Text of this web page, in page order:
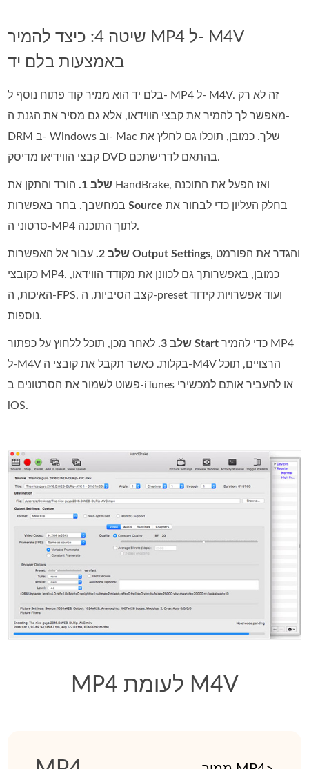
שיטה 4: כיצד להמיר MP4 ל- M4V
באמצעות בלם יד
בלם יד הוא ממיר קוד פתוח נוסף ל- MP4 ל- M4V. זה לא רק
מאפשר לך להמיר את קבצי הווידאו, אלא גם מסיר את הגנת ה-
DRM ב- Windows וב- Mac שלך. כמובן, תוכלו גם לחלץ את
קבצי הווידיאו מדיסק DVD בהתאם לדרישתכם.
שלב 1.
הורד והתקן את HandBrake, ואז הפעל את התוכנה
במחשבך. בחר באפשרותSource בחלק העליון כדי לבחור את
סרטוני ה‑MP4 לתוך התוכנה.
שלב 2. עבור אל האפשרותOutput Settings, והגדר את הפורמט
כקובצי MP4. כמובן, באפשרותך גם לכוונן את מקודד הווידאו,
האיכות, ה‑FPS, קצב הסיביות, ה‑preset ועוד אפשרויות קידוד
נוספות.
שלב 3. לאחר מכן, תוכל ללחוץ על כפתורStart כדי להמיר MP4
ל‑M4V בקלות. כאשר תקבל את קובצי ה‑M4V הרצויים, תוכל
פשוט לשמור את הסרטונים ב‑iTunes או להעביר אותם למכשירי
iOS.
MP4 לעומת M4V